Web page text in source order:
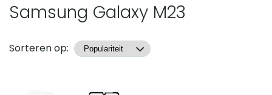
Samsung Galaxy M23
Producten
Sorteren op: